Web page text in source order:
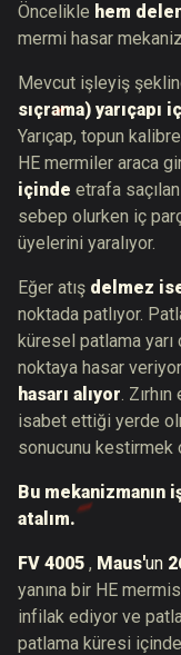
Öncelikle hem
mermi hasar
Mevcut işleyiş
sıçrama) yarıçapı
Yarıçap, topun
HE mermiler araca
içinde etrafa
sebep olurken iç
üyelerini yaralıyor.
Eğer atış delmez
noktada patlıyor.
küresel patlama yarı
noktaya hasar
hasarı alıyor.
isabet ettiği yerde
sonucunu kestirmek
Bu
atalım.
FV 4005 , Maus'un
yanına bir HE
infilak ediyor ve
patlama küresi